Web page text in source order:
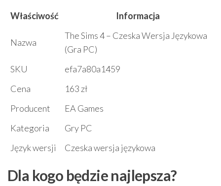
Właściwość Informacja
Nazwa
The Sims 4 – Czeska Wersja Językowa
(Gra PC)
SKU
efa7a80a1459
Cena
163 zł
Producent
EA Games
Kategoria
Gry PC
Język wersji
Czeska wersja językowa
Dla kogo będzie najlepsza?